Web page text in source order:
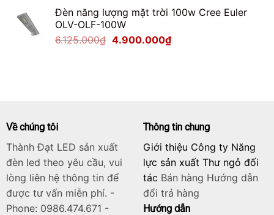
là:
2.125.000₫.
tại
1.700.000₫.
Đèn năng lượng mặt trời 100w Cree Euler
OLV-OLF-100W
6.125.000₫ Giá
4.900.000₫Giá
Về chúng tôi
Thành Đạt LED sản xuất
đèn led theo yêu cầu, vui
lòng liên hệ thông tin để
được tư vấn miễn phí. -
Phone: 0986.474.671 -
Thông tin chung
Giới thiệu Công ty Năng
lực sản xuất Thư ngỏ đối
tác Bán hàng Hướng dẫn
đổi trả hàng
Hướng dẫn